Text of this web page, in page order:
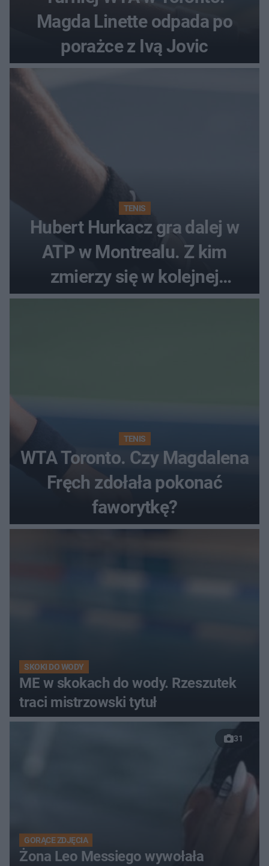
Magda Linette odpada po
porażce z Ivą Jovic
TENIS
Hubert Hurkacz gra dalej w
ATP w Montrealu. Z kim
zmierzy się w kolejnej
rundzie?
TENIS
WTA Toronto. Czy Magdalena
Fręch zdołała pokonać
faworytkę?
SKOKI DO WODY
ME w skokach do wody. Rzeszutek
traci mistrzowski tytuł
31
GORĄCE ZDJĘCIA
Żona Leo Messiego wywołała